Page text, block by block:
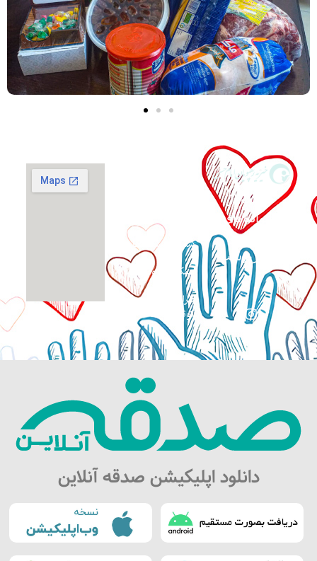
حمایت از
خانواده‌های
نیازمند و
بی‌سرپرست
شماره حساب ها
همکاری داوطلبانه
طراحی سایت:
کوثرگرافیک
دانلود اپلیکیشن صدقه آنلاین